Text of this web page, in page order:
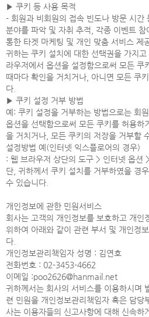
▶ 쿠키 등 사용 목적
- 회원과 비회원의 접속 빈도나 방문 시간
분야를 파악 및 자취 추적, 각종 이벤트
통한 타겟 마케팅 및 개인 맞춤 서비스 제
귀하는 쿠키 설치에 대한 선택권을 가지
라우저에서 옵션을 설정함으로써 모든 쿠
때마다 확인을 거치거나, 아니면 모든 쿠
다.
▶ 쿠키 설정 거부 방법
예: 쿠키 설정을 거부하는 방법으로는 회
옵션을 선택함으로써 모든 쿠키를 허용하
을 거치거나, 모든 쿠키의 저장을 거부할
설정방법 예(인터넷 익스플로어의 경우)
: 웹 브라우저 상단의 도구 > 인터넷 옵션
단, 귀하께서 쿠키 설치를 거부하였을 경
수 있습니다.
개인정보에 관한 민원서비스
회사는 고객의 개인정보를 보호하고 개인
위하여 아래와 같이 관련 부서 및 개인정
다.
개인정보관리책임자 성명 : 김연호
전화번호 : 02-3453-4662
이메일 :poo2626@hanmail.net
귀하께서는 회사의 서비스를 이용하시며
련 민원을 개인정보관리책임자 혹은 담당
사는 이용자들의 신고사항에 대해 신속하